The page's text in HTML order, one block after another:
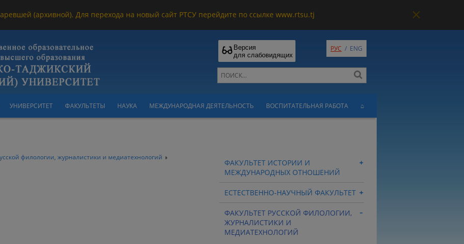
(архивной). Для перехода на новый сайт РТСУ перейдите по ссылке www.rtsu.tj
Версия
для слабовидящих
РУС / ENG
УНИВЕРСИТЕТ ФАКУЛЬТЕТЫ НАУКА МЕЖДУНАРОДНАЯ ДЕЯТЕЛЬНОСТЬ ВОСПИТАТЕЛЬНАЯ РАБОТА ⌂
филологии, журналистики и медиатехнологий
ФАКУЛЬТЕТ ИСТОРИИ И
МЕЖДУНАРОДНЫХ ОТНОШЕНИЙ
ЕСТЕСТВЕННО-НАУЧНЫЙ ФАКУЛЬТЕТ
ФАКУЛЬТЕТ РУССКОЙ ФИЛОЛОГИИ,
ЖУРНАЛИСТИКИ И
МЕДИАТЕХНОЛОГИЙ